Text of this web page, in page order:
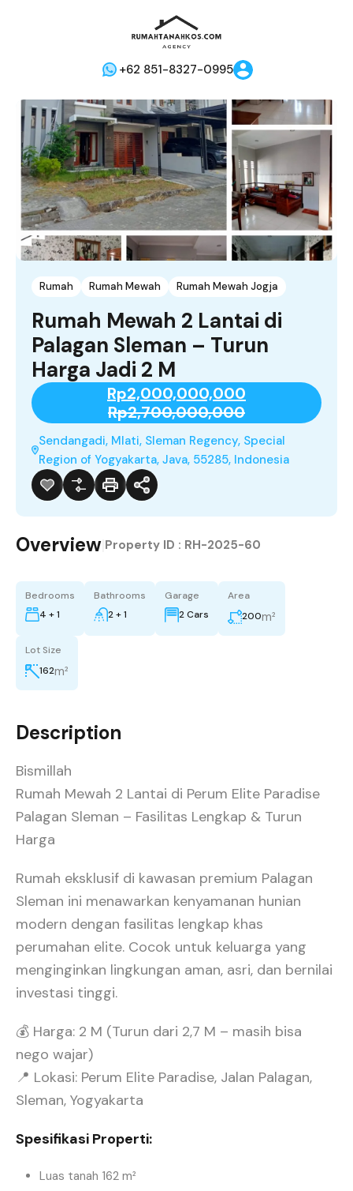
+62 851-8327-0995
Rumah Rumah Mewah Rumah Mewah Jogja
Rumah Mewah 2 Lantai di
Palagan Sleman – Turun
Harga Jadi 2 M
Rp2,000,000,000
Rp2,700,000,000
Sendangadi, Mlati, Sleman Regency, Special
Region of Yogyakarta, Java, 55285, Indonesia
Overview Property ID : RH-2025-60
Bedrooms
4 + 1
Bathrooms
2 + 1
Garage
2 Cars
Area
200m²
Lot Size
162m²
Description
Bismillah
Rumah Mewah 2 Lantai di Perum Elite Paradise
Palagan Sleman – Fasilitas Lengkap & Turun
Harga
Rumah eksklusif di kawasan premium Palagan
Sleman ini menawarkan kenyamanan hunian
modern dengan fasilitas lengkap khas
perumahan elite. Cocok untuk keluarga yang
menginginkan lingkungan aman, asri, dan bernilai
investasi tinggi.
💰 Harga: 2 M (Turun dari 2,7 M – masih bisa
nego wajar)
📍 Lokasi: Perum Elite Paradise, Jalan Palagan,
Sleman, Yogyakarta
Spesifikasi Properti:
Luas tanah 162 m²